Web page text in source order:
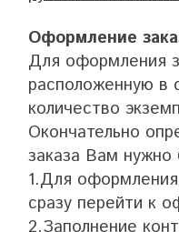
Оформление
Для оформления
расположенную в
количество
Окончательно
заказа Вам
1.Для оформления
сразу перейти к
2.Заполнение